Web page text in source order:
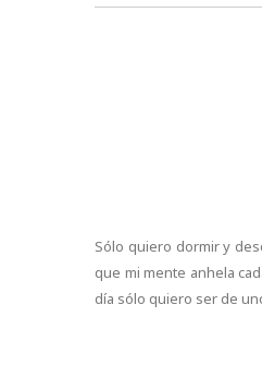
Sólo quiero dormir y
que mi mente anhela
día sólo quiero ser de